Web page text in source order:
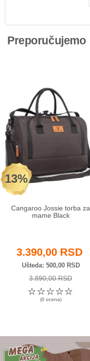
Preporučujemo
13%
Cangaroo Jossie torba za
mame Black
3.390,00 RSD
Ušteda 500,00 RSD
3.890,00 RSD
☆
☆
☆
☆
☆
(0 ocena)